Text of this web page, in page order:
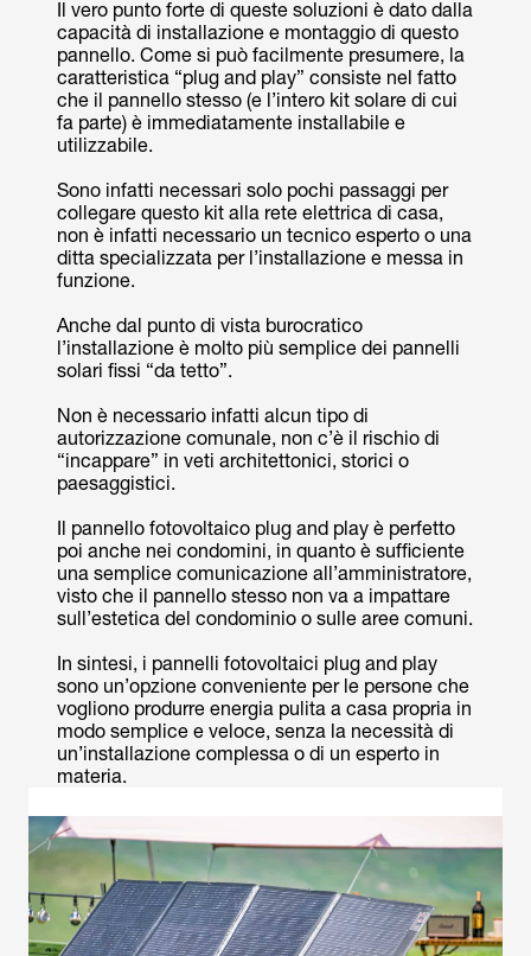
Il vero punto forte di queste soluzioni è dato dalla
capacità di installazione e montaggio di questo
pannello. Come si può facilmente presumere, la
caratteristica “plug and play” consiste nel fatto
che il pannello stesso (e l’intero kit solare di cui
fa parte) è immediatamente installabile e
utilizzabile.
Sono infatti necessari solo pochi passaggi per
collegare questo kit alla rete elettrica di casa,
non è infatti necessario un tecnico esperto o una
ditta specializzata per l’installazione e messa in
funzione.
Anche dal punto di vista burocratico
l’installazione è molto più semplice dei pannelli
solari fissi “da tetto”.
Non è necessario infatti alcun tipo di
autorizzazione comunale, non c’è il rischio di
“incappare” in veti architettonici, storici o
paesaggistici.
Il pannello fotovoltaico plug and play è perfetto
poi anche nei condomini, in quanto è sufficiente
una semplice comunicazione all’amministratore,
visto che il pannello stesso non va a impattare
sull’estetica del condominio o sulle aree comuni.
In sintesi, i pannelli fotovoltaici plug and play
sono un’opzione conveniente per le persone che
vogliono produrre energia pulita a casa propria in
modo semplice e veloce, senza la necessità di
un’installazione complessa o di un esperto in
materia.